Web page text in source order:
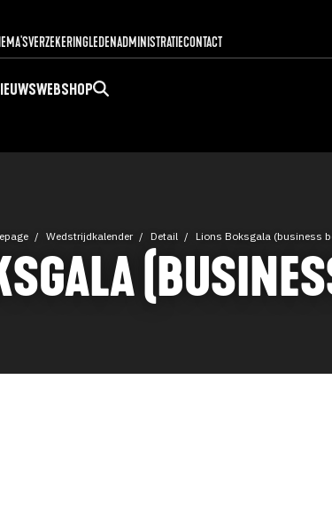
VERZEKERINGLEDENADMINISTRATIECONTACT
WEBSHOP
Wedstrijdkalender Detail Lions Boksgala (business